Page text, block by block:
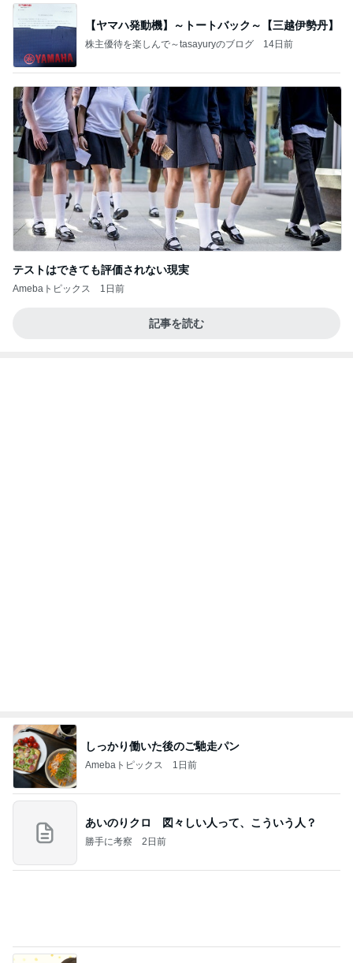
【ヤマハ発動機】～トートバック～【三越伊勢丹】
株主優待を楽しんで～tasayuryのブログ 14日前
テストはできても評価されない現実
Amebaトピックス 1日前
記事を読む
《3年連続》瑶子さま 懇意の高級カーディーラー
hirokoの✿Love＆Awakening✿ 8日前
美味しすぎたコンビニのサンドイッチ